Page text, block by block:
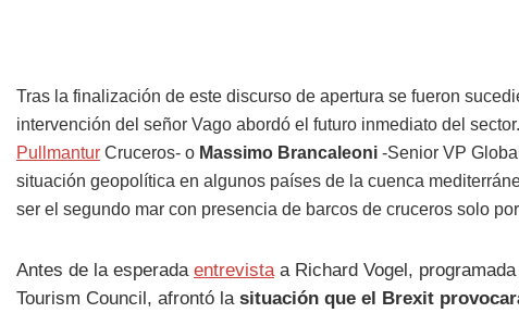
Tras la finalización de este discurso de apertura se fueron
intervención del señor Vago abordó el futuro inmediato del
Pullmantur Cruceros- o Massimo Brancaleoni -Senior VP
situación geopolítica en algunos países de la cuenca
ser el segundo mar con presencia de barcos de cruceros solo
Antes de la esperada entrevista a Richard Vogel,
Tourism Council, afrontó la situación que el Brexit